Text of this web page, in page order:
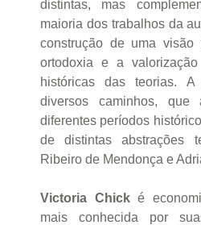
distintas, mas
maioria dos trabalhos da
construção de uma visão
ortodoxia e a
históricas das teorias.
diversos caminhos, que
diferentes períodos
de distintas abstrações
Ribeiro de Mendonça e
Victoria Chické
mais conhecida por